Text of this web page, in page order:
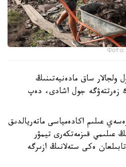
ولجالار ساق مادەنيەتىنىڭ
زەرتتەۋگە جول اشادى، دەپ
عىلىم اكادەمياسى ماتەريالدىق
عىلىمي قىزمەتكەرى تيمۋر
ەكى ستەلانىڭ ازىرگە